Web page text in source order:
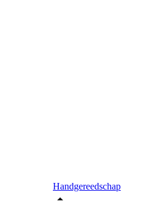
Handgereedschap